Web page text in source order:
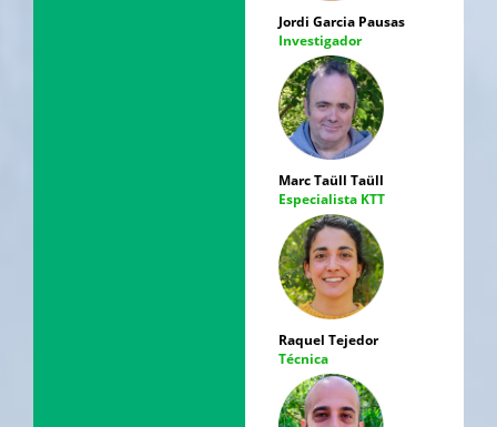
Jordi Garcia Pausas
Investigador
Marc Taüll Taüll
Especialista KTT
Raquel Tejedor
Técnica